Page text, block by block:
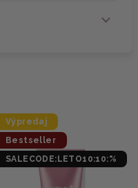
Výpredaj
Bestseller
SALECODE:LETO10:10:%